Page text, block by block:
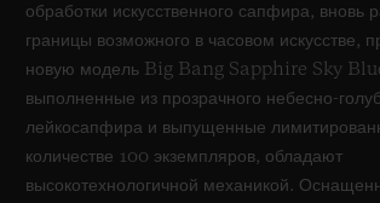
обработки искусственного сапфира, вновь
границы возможного в часовом искусстве,
новую модель Big Bang Sapphire Sky
выполненные из прозрачного небесно-
лейкосапфира и выпущенные
количестве 100 экземпляров, обладают
высокотехнологичной механикой.